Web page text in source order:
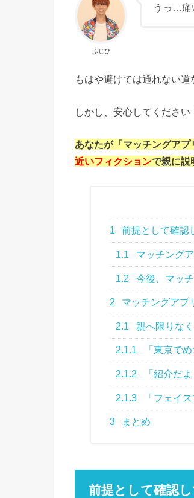
ふじぴ
うっ…痛
もはや避けては通れない道
しかし、安心してください
あなたが「マッチングア
近いフィクションで親に説
1 前提として確認
1.1 マッチング
1.2 今後、マッ
2 マッチングアプ
2.1 親へ限りな
2.1.1 「東京で
2.1.2 「紹介だ
2.1.3 「フェイ
3 まとめ
前提として確認